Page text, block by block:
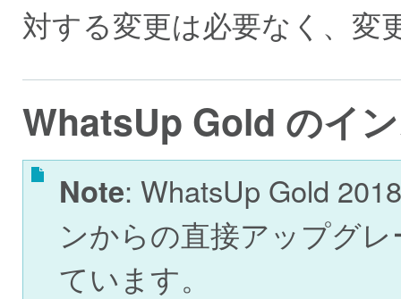
対する変更は必要なく、変
WhatsUp Gold のイ
Note: WhatsUp Gold
ンからの直接アップグ
ています。